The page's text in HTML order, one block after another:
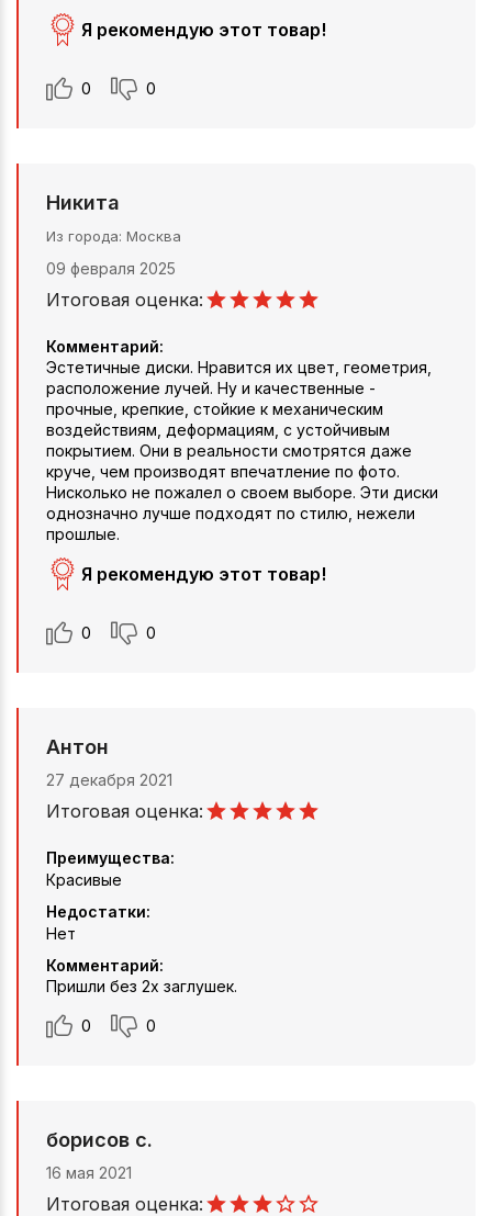
Я рекомендую этот товар!
0 0
Никита
Из города Москва
09 февраля 2025
Итоговая оценка:
Комментарий:
Эстетичные диски. Нравится их цвет, геометрия,
расположение лучей. Ну и качественные -
прочные, крепкие, стойкие к механическим
воздействиям, деформациям, с устойчивым
покрытием. Они в реальности смотрятся даже
круче, чем производят впечатление по фото.
Нисколько не пожалел о своем выборе. Эти диски
однозначно лучше подходят по стилю, нежели
прошлые.
Я рекомендую этот товар!
0 0
Антон
27 декабря 2021
Итоговая оценка:
Преимущества:
Красивые
Недостатки:
Нет
Комментарий:
Пришли без 2х заглушек.
0 0
борисов с.
16 мая 2021
Итоговая оценка: